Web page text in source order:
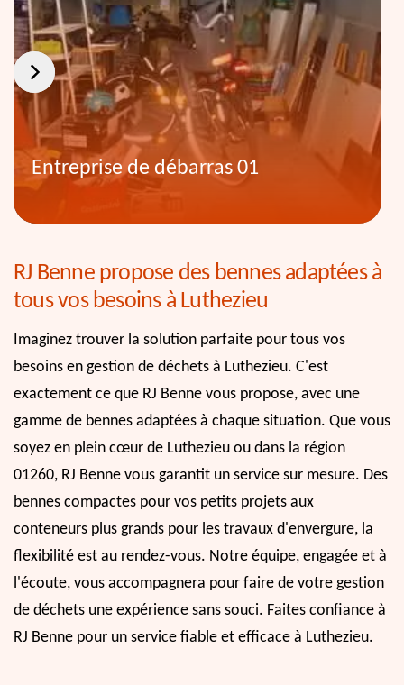
Entreprise de débarras 01
RJ Benne propose des bennes adaptées à
tous vos besoins à Luthezieu
Imaginez trouver la solution parfaite pour tous vos
besoins en gestion de déchets à Luthezieu. C'est
exactement ce que RJ Benne vous propose, avec une
gamme de bennes adaptées à chaque situation. Que vous
soyez en plein cœur de Luthezieu ou dans la région
01260, RJ Benne vous garantit un service sur mesure. Des
bennes compactes pour vos petits projets aux
conteneurs plus grands pour les travaux d'envergure, la
flexibilité est au rendez-vous. Notre équipe, engagée et à
l'écoute, vous accompagnera pour faire de votre gestion
de déchets une expérience sans souci. Faites confiance à
RJ Benne pour un service fiable et efficace à Luthezieu.